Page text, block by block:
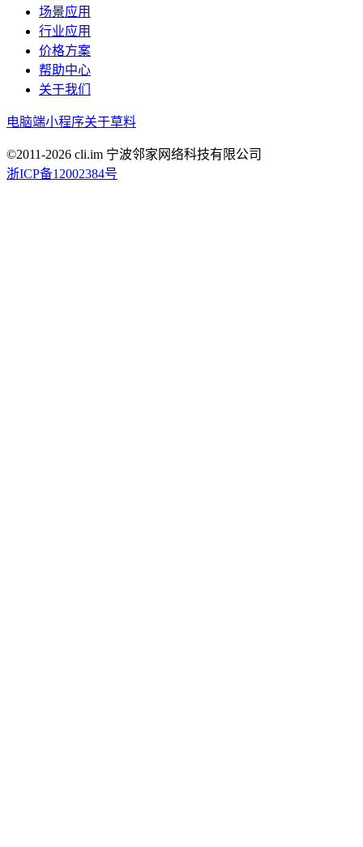
场景应用
行业应用
价格方案
帮助中心
关于我们
电脑端小程序关于草料
©2011-2026 cli.im 宁波邻家网络科技有限公司
浙ICP备12002384号